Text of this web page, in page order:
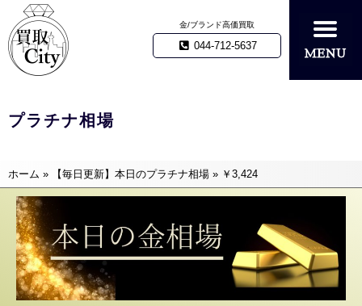
金/ブランド高価買取
044-712-5637
プラチナ相場
ホーム » 【毎日更新】本日のプラチナ相場 » ￥3,424